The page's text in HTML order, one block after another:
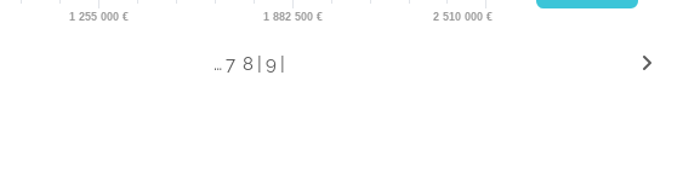
1 255 000 1 882 500 2 510 000
…7 8 9